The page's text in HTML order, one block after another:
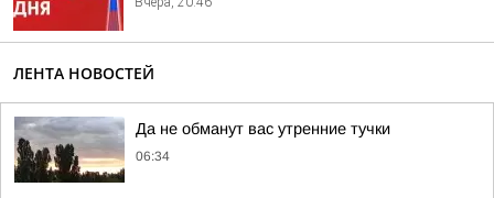
ЛЕНТА НОВОСТЕЙ
Да не обманут вас утренние тучки
06:34